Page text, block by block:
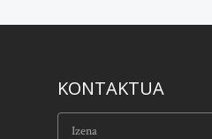
KONTAKTUA